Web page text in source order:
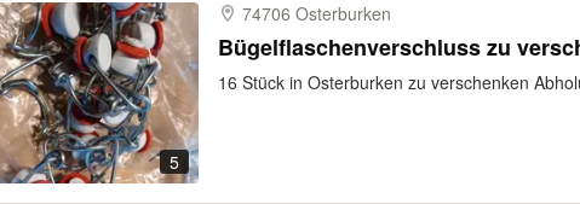
5
74706 Osterburken
Bügelflaschenverschluss zu
16 Stück in Osterburken zu verschenken